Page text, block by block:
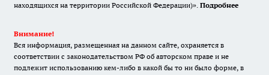
находящихся на территории Российской Федерации)». Подробнее
Внимание!
Вся информация, размещенная на данном сайте, охраняется в
соответствии с законодательством РФ об авторском праве и не
подлежит использованию кем-либо в какой бы то ни было форме, в